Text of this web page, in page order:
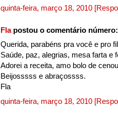
quinta-feira, março 18, 2010
Flapostou o comentário número:
Querida, parabéns pra você e pro
Saúde, paz, alegrias, mesa farta e
Adorei a receita, amo bolo de
Beijosssss e abraçossss.
Fla
quinta-feira, março 18, 2010